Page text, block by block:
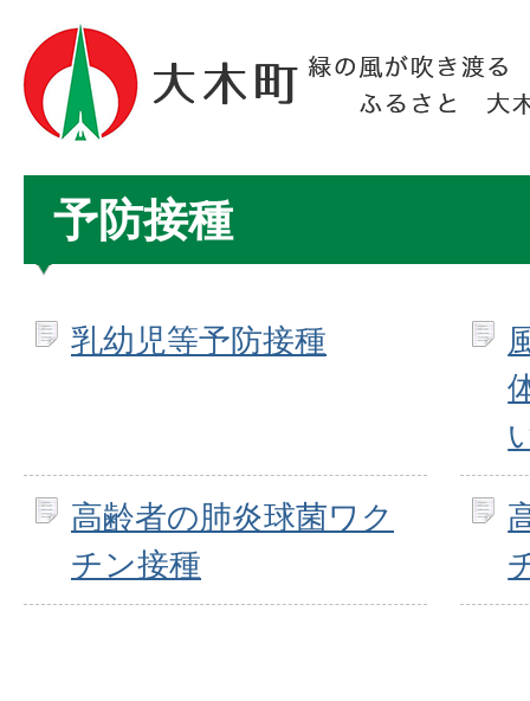
予防接種
乳幼児等予防接種
高齢者の肺炎球菌ワク
チン接種